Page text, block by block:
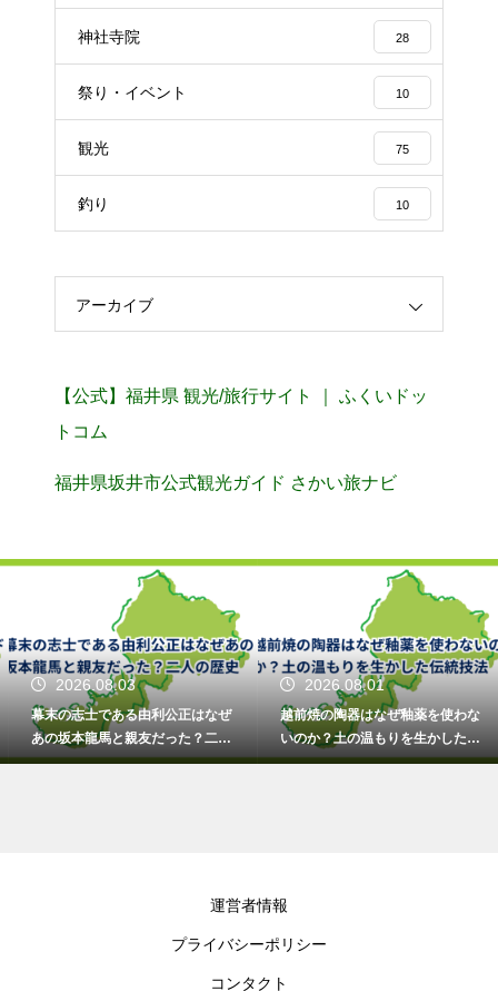
神社寺院 28
祭り・イベント 10
観光 75
釣り 10
アーカイブ
【公式】福井県 観光/旅行サイト ｜ ふくいドッ
トコム
福井県坂井市公式観光ガイド さかい旅ナビ
2026.08.03
幕末の志士である由利公正はなぜ
あの坂本龍馬と親友だった？二人
の歴史
2026.08.01
越前焼の陶器はなぜ釉薬を使わな
いのか？土の温もりを生かした伝
統技法
運営者情報
プライバシーポリシー
コンタクト